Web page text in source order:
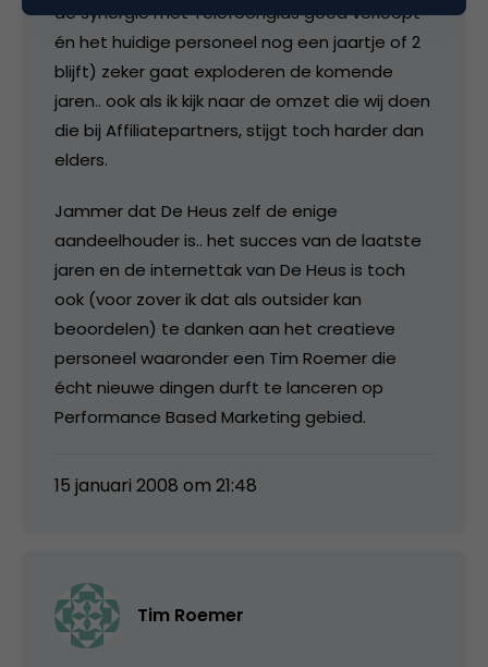
de synergie met Telefoongids goed verloopt
én het huidige personeel nog een jaartje of 2
blijft) zeker gaat exploderen de komende
jaren.. ook als ik kijk naar de omzet die wij doen
die bij Affiliatepartners, stijgt toch harder dan
elders.
Jammer dat De Heus zelf de enige
aandeelhouder is.. het succes van de laatste
jaren en de internettak van De Heus is toch
ook (voor zover ik dat als outsider kan
beoordelen) te danken aan het creatieve
personeel waaronder een Tim Roemer die
écht nieuwe dingen durft te lanceren op
Performance Based Marketing gebied.
15 januari 2008 om 21:48
Tim Roemer